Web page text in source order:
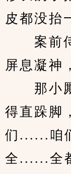
皮都没抬
案前侍
屏息凝神
那小厮
得直跺脚
们......咱
全......全